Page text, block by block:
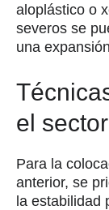
aloplástico o
severos se
una
el
Para la
anterior, se
la estabilidad